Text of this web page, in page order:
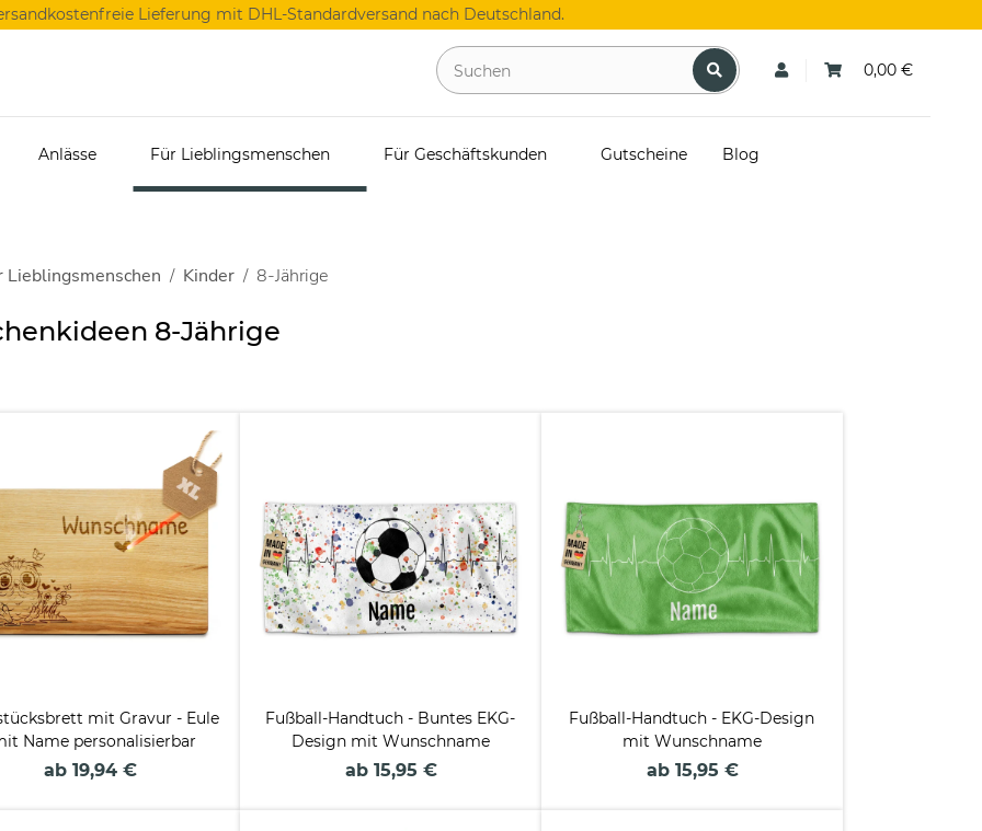
Lieferung mit DHL-Standardversand nach Deutschland.
0,00 €
Anlässe Für Lieblingsmenschen Für Geschäftskunden Gutscheine Blog
Lieblingsmenschen Kinder 8-Jährige
8-Jährige
mit Gravur - Eule
Name personalisierbar
ab 19,94 €
Fußball-Handtuch - Buntes EKG-
Design mit Wunschname
ab 15,95 €
Fußball-Handtuch - EKG-Design
mit Wunschname
ab 15,95 €